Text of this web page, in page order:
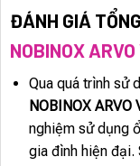
ĐÁNH GIÁ
NOBINOX
Qua quá trình sử
NOBINOX ARVO
nghiệm sử dụng
gia đình hiện